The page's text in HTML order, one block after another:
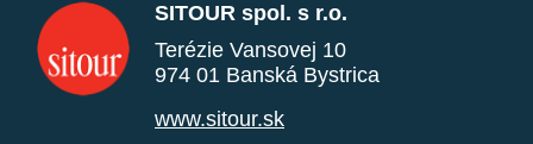
SITOUR spol. s r.o.
Terézie Vansovej 10
974 01 Banská Bystrica
www.sitour.sk